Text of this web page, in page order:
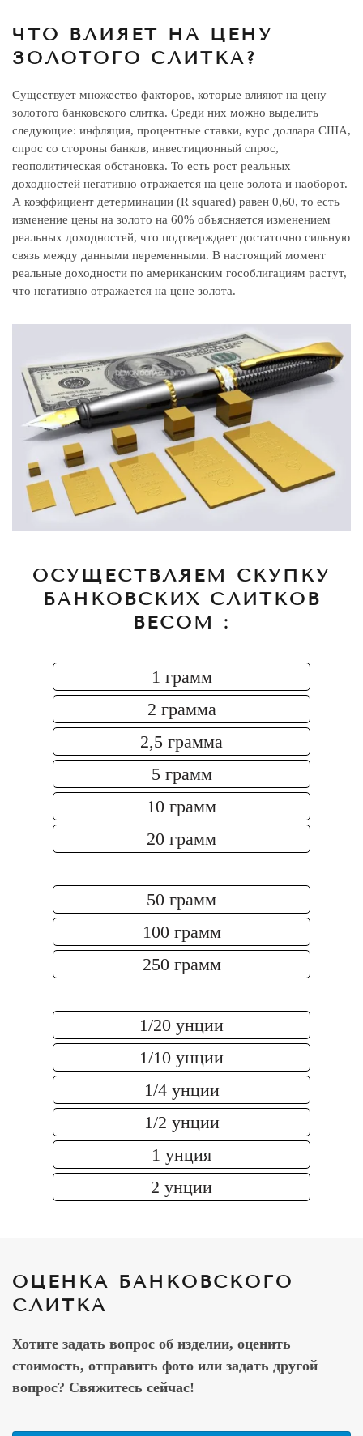
ЧТО ВЛИЯЕТ НА ЦЕНУ
ЗОЛОТОГО СЛИТКА?
Существует множество факторов, которые влияют на цену
золотого банковского слитка. Среди них можно выделить
следующие: инфляция, процентные ставки, курс доллара США,
спрос со стороны банков, инвестиционный спрос,
геополитическая обстановка. То есть рост реальных
доходностей негативно отражается на цене золота и наоборот.
А коэффициент детерминации (R squared) равен 0,60, то есть
изменение цены на золото на 60% объясняется изменением
реальных доходностей, что подтверждает достаточно сильную
связь между данными переменными. В настоящий момент
реальные доходности по американским гособлигациям растут,
что негативно отражается на цене золота.
ОСУЩЕСТВЛЯЕМ СКУПКУ
БАНКОВСКИХ СЛИТКОВ
ВЕСОМ :
1 грамм
2 грамма
2,5 грамма
5 грамм
10 грамм
20 грамм
50 грамм
100 грамм
250 грамм
1/20 унции
1/10 унции
1/4 унции
1/2 унции
1 унция
2 унции
ОЦЕНКА БАНКОВСКОГО
СЛИТКА
Хотите задать вопрос об изделии, оценить
стоимость, отправить фото или задать другой
вопрос? Свяжитесь сейчас!